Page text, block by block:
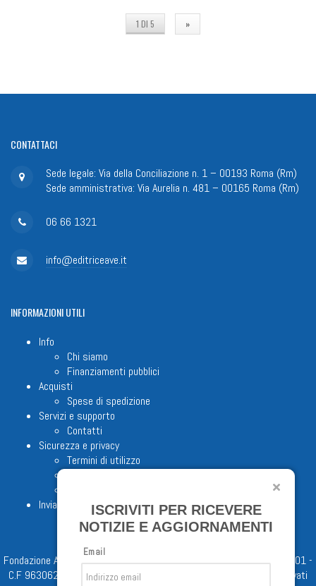
1 DI 5 »
CONTATTACI
Sede legale: Via della Conciliazione n. 1 – 00193 Roma (Rm)
Sede amministrativa: Via Aurelia n. 481 – 00165 Roma (Rm)
06 66 1321
info@editriceave.it
INFORMAZIONIUTILI
Info
Chi siamo
Finanziamenti pubblici
Acquisti
Spese di spedizione
Servizi e supporto
Contatti
Sicurezza e privacy
Termini di utilizzo
Invia proposta editoriale
Fondazione Apostolicam Actuositatem ETS © 2023 - P.I. 05398481001 -
C.F 96306220581 - REA 888781 del 23/02/98 - Tutti i diritti riservati
ISCRIVITI PER RICEVERE
NOTIZIE E AGGIORNAMENTI
Email